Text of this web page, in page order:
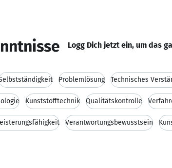
Logg Dich jetzt ein, um das
Problemlösung Technisches
Kunststofftechnik Qualitätskontrolle
Verantwortungsbewusstsein